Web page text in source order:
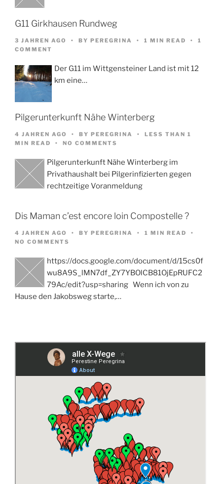
G11 Girkhausen Rundweg
3 JAHREN AGO BY PEREGRINA 1 MIN READ
1
COMMENT
Der G11 im Wittgensteiner Land ist mit 12
km eine…
Pilgerunterkunft Nähe Winterberg
4 JAHREN AGO BY PEREGRINA
LESS THAN 1
MIN READ
NO COMMENTS
Pilgerunterkunft Nähe Winterberg im
Privathaushalt bei Pilgerinfizierten gegen
rechtzeitige Voranmeldung
Dis Maman c’est encore loin Compostelle ?
4 JAHREN AGO BY PEREGRINA
1 MIN READ
NO COMMENTS
https://docs.google.com/document/d/15cs0f
wu8A9S_lMN7df_ZY7YBOlCB81OjEpRUFC2
79Ac/edit?usp=sharing Wenn ich von zu
Hause den Jakobsweg starte,…